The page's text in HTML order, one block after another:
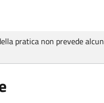
pratica non prevede alcun